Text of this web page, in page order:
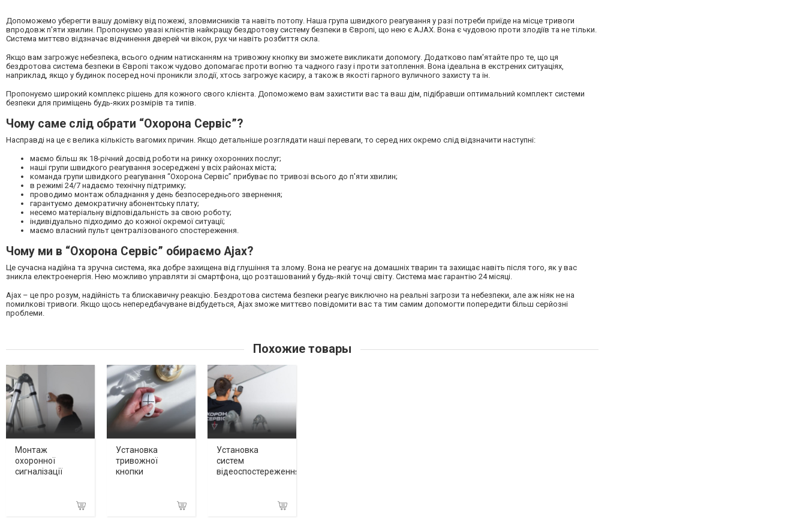
Допоможемо уберегти вашу домівку від пожежі, зловмисників та навіть потопу. Наша група швидкого реагування у разі потреби приїде на місце тривоги
впродовж п'яти хвилин. Пропонуємо увазі клієнтів найкращу бездротову систему безпеки в Європі, що нею є AJAX. Вона є чудовою проти злодіїв та не тільки.
Система миттєво відзначає відчинення дверей чи вікон, рух чи навіть розбиття скла.
Якщо вам загрожує небезпека, всього одним натисканням на тривожну кнопку ви зможете викликати допомогу. Додатково пам'ятайте про те, що ця
бездротова система безпеки в Європі також чудово допомагає проти вогню та чадного газу і проти затоплення. Вона ідеальна в екстрених ситуаціях,
наприклад, якщо у будинок посеред ночі проникли злодії, хтось загрожує касиру, а також в якості гарного вуличного захисту та ін.
Пропонуємо широкий комплекс рішень для кожного свого клієнта. Допоможемо вам захистити вас та ваш дім, підібравши оптимальний комплект системи
безпеки для приміщень будь-яких розмірів та типів.
Чому саме слід обрати “Охорона Сервіс”?
Насправді на це є велика кількість вагомих причин. Якщо детальніше розглядати наші переваги, то серед них окремо слід відзначити наступні:
маємо більш як 18-річний досвід роботи на ринку охоронних послуг;
наші групи швидкого реагування зосереджені у всіх районах міста;
команда групи швидкого реагування “Охорона Сервіс” прибуває по тривозі всього до п'яти хвилин;
в режимі 24/7 надаємо технічну підтримку;
проводимо монтаж обладнання у день безпосереднього звернення;
гарантуємо демократичну абонентську плату;
несемо матеріальну відповідальність за свою роботу;
індивідуально підходимо до кожної окремої ситуації;
маємо власний пульт централізованого спостереження.
Чому ми в “Охорона Сервіс” обираємо Ajax?
Це сучасна надійна та зручна система, яка добре захищена від глушіння та злому. Вона не реагує на домашніх тварин та захищає навіть після того, як у вас
зникла електроенергія. Нею можливо управляти зі смартфона, що розташований у будь-якій точці світу. Система має гарантію 24 місяці.
Ajax – це про розум, надійність та блискавичну реакцію. Бездротова система безпеки реагує виключно на реальні загрози та небезпеки, але аж ніяк не на
помилкові тривоги. Якщо щось непередбачуване відбудеться, Ajax зможе миттєво повідомити вас та тим самим допомогти попередити більш серйозні
проблеми.
Похожие товары
Монтаж
охоронної
сигналізації
Установка
тривожної
кнопки
Установка
систем
відеоспостереження